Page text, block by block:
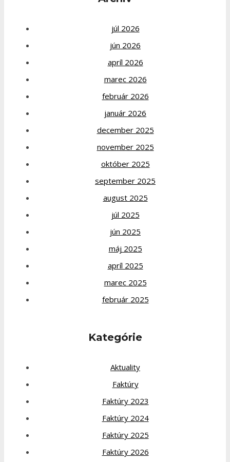
júl 2026
jún 2026
apríl 2026
marec 2026
február 2026
január 2026
december 2025
november 2025
október 2025
september 2025
august 2025
júl 2025
jún 2025
máj 2025
apríl 2025
marec 2025
február 2025
Kategórie
Aktuality
Faktúry
Faktúry 2023
Faktúry 2024
Faktúry 2025
Faktúry 2026